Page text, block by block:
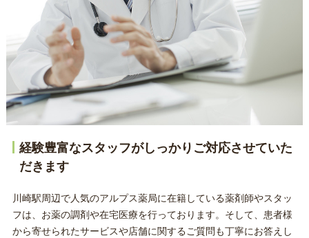
経験豊富なスタッフがしっかりご対応させていた
だきます
川崎駅周辺で人気のアルプス薬局に在籍している薬剤師やスタッ
フは、お薬の調剤や在宅医療を行っております。そして、患者様
から寄せられたサービスや店舗に関するご質問も丁寧にお答えし